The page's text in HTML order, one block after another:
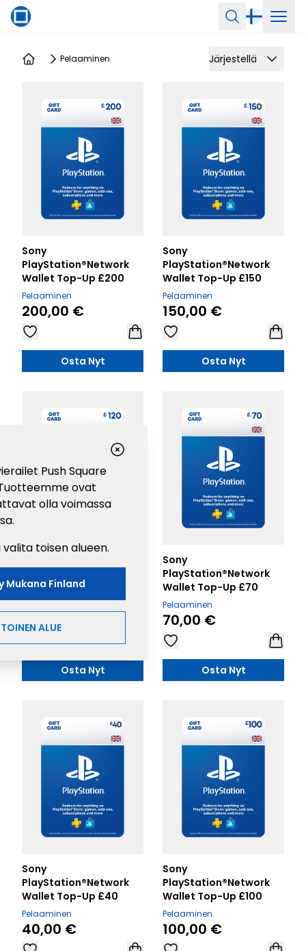
Haku
Pelaaminen Järjestellä
Sony
PlayStation®Network
Wallet Top-Up £200
Pelaaminen
200,00 €
Osta Nyt
Sony
PlayStation®Network
Wallet Top-Up £150
Pelaaminen
150,00 €
Osta Nyt
Wallet Top-Up £120
120,00 €
Osta Nyt
Sony
PlayStation®Network
Wallet Top-Up £70
Pelaaminen
70,00 €
Osta Nyt
Sony
PlayStation®Network
Wallet Top-Up £40
Pelaaminen
40,00 €
Sony
PlayStation®Network
Wallet Top-Up £100
Pelaaminen
100,00 €
Push Square
ovat
olla voimassa
toisen alueen.
Mukana Finland
ALUE